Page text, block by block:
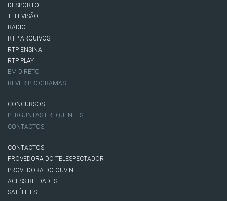
DESPORTO
TELEVISÃO
RÁDIO
RTP ARQUIVOS
RTP ENSINA
RTP PLAY
EM DIRETO
REVER PROGRAMAS
CONCURSOS
PERGUNTAS FREQUENTES
CONTACTOS
CONTACTOS
PROVEDORA DO TELESPECTADOR
PROVEDORA DO OUVINTE
ACESSIBILIDADES
SATÉLITES